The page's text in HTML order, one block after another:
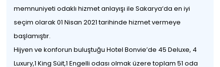
memnuniyeti odaklı hizmet anlayışı ile Sakarya‘da en iyi
seçim olarak 01 Nisan 2021 tarihinde hizmet vermeye
başlamıştır.
Hijyen ve konforun buluştuğu Hotel Bonvie’de 45 Deluxe, 4
Luxury,1 King Süit,1 Engelli odası olmak üzere toplam 51 oda